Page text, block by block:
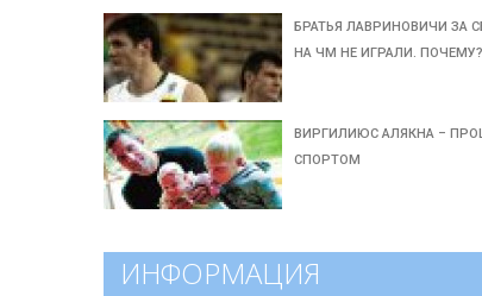
БРАТЬЯ ЛАВРИНОВИЧИ ЗА
НА ЧМ НЕ ИГРАЛИ. ПОЧЕМУ?
ВИРГИЛИЮС АЛЯКНА –
СПОРТОМ
ИНФОРМАЦИЯ